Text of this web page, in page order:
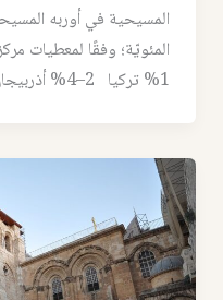
المسيحية في أوربه
1% تركيا 2–4% أذربيجان